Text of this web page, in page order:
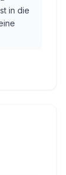
in die